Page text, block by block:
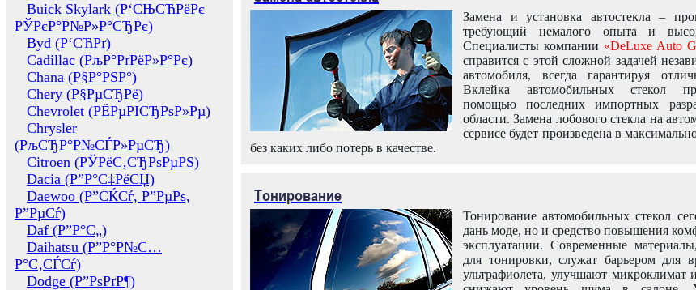
Buick Skylark (Р‘СЊСЋРёРє
РЎРєР°Р№Р»Р°СЂРє)
Byd (Р‘СЋРґ)
Cadillac (РљР°РґРёР»Р°Рє)
Chana (Р§Р°РЅР°)
Chery (Р§РµСЂРё)
Chevrolet (РЁРµРІСЂРѕР»Рµ)
Chrysler
(РљСЂР°Р№СЃР»РµСЂ)
Citroen (РЎРёС‚СЂРѕРµРЅ)
Dacia (Р”Р°С‡РёСЏ)
Daewoo (Р”СЌСѓ, Р”РµРѕ,
Р”РµСѓ)
Daf (Р”Р°С„)
Daihatsu (Р”Р°Р№С…
Р°С‚СЃСѓ)
Dodge (Р”РѕРґР¶)
Замена и установка автостекла –
требующий немалого опыта и
Специалисты компании «DeLuxe Auto
справится с этой сложной задачей
автомобиля, всегда гарантируя
Вклейка автомобильных стекол
помощью последних импортных
области. Замена лобового стекла на
сервисе будет произведена в
без каких либо потерь в качестве.
Тонирование
Тонирование автомобильных стекол
дань моде, но и средство повышения
эксплуатации. Современные
для тонировки, служат барьером для
ультрафиолета, улучшают микроклимат